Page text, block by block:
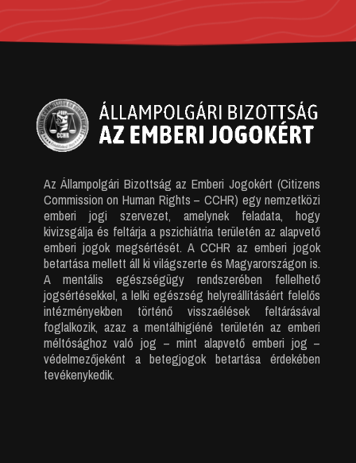
Az Állampolgári Bizottság az Emberi Jogokért (Citizens
Commission on Human Rights – CCHR) egy nemzetközi
emberi jogi szervezet, amelynek feladata, hogy
kivizsgálja és feltárja a pszichiátria területén az alapvető
emberi jogok megsértését. A CCHR az emberi jogok
betartása mellett áll ki világszerte és Magyarországon is.
A mentális egészségügy rendszerében fellelhető
jogsértésekkel, a lelki egészség helyreállításáért felelős
intézményekben történő visszaélések feltárásával
foglalkozik, azaz a mentálhigiéné területén az emberi
méltósághoz való jog – mint alapvető emberi jog –
védelmezőjeként a betegjogok betartása érdekében
tevékenykedik.